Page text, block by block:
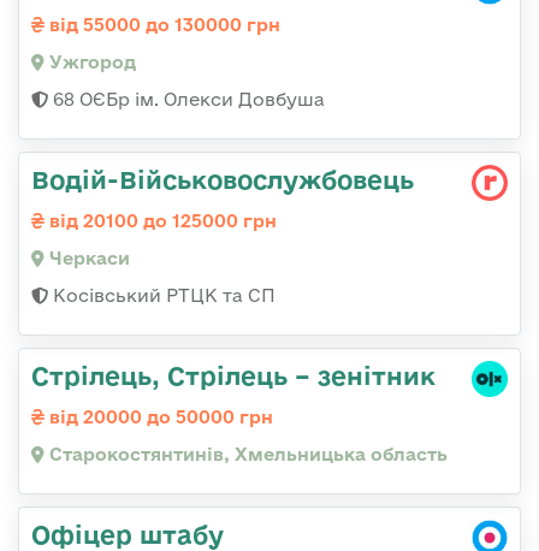
від 55000 до 130000 грн
Ужгород
68 ОЄБр ім. Олекси Довбуша
Водій-Військовослужбовець
від 20100 до 125000 грн
Черкаси
Косівський РТЦК та СП
Стрілець, Стрілець – зенітник
від 20000 до 50000 грн
Старокостянтинів, Хмельницька область
Офіцер штабу